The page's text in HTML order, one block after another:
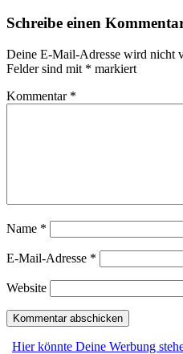
Schreibe einen
Deine E-Mail-Adresse wird nicht
Felder sind mit * markiert
Kommentar *
Name *
E-Mail-Adresse *
Website
Hier könnte Deine Werbung